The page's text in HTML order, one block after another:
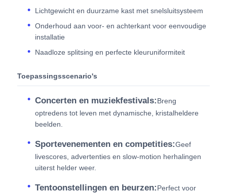
Lichtgewicht en duurzame kast met snelsluitsysteem
Onderhoud aan voor- en achterkant voor eenvoudige
installatie
Naadloze splitsing en perfecte kleuruniformiteit
Toepassingsscenario's
Concerten en muziekfestivals:Breng
optredens tot leven met dynamische, kristalheldere
beelden.
Sportevenementen en competities:Geef
livescores, advertenties en slow-motion herhalingen
uiterst helder weer.
Tentoonstellingen en beurzen:Perfect voor